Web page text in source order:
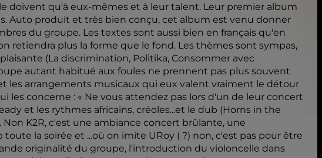
doivent qu'à eux-mêmes et à leur talent. Leur premier album
Auto produit et très bien conçu, cet album est venu donner
du groupe. Les textes sont aussi bien en français qu'en
retiendra plus la forme que le fond. Les thèmes sont sympas,
(La discrimination, Politika, Consommer avec
autant habitué aux foules ne prennent pas plus souvent
les arrangements musicaux qui eux valent vraiment le détour
concerne : « Ne vous attendez pas lors d'un de leur concert
et les rythmes africains, créoles...et le dub (Horns in the
K2R, c'est une ambiance concert brûlante, une
la soirée et ...où on imite URoy ( ?) non, c'est pas pour être
originalité du groupe, l'introduction du violoncelle dans